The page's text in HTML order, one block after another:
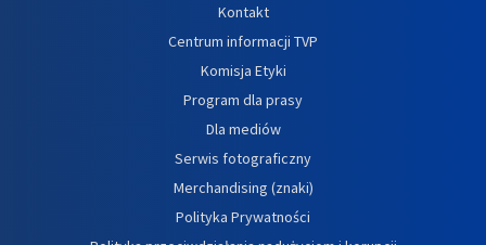
Kontakt
Centrum informacji TVP
Komisja Etyki
Program dla prasy
Dla mediów
Serwis fotograficzny
Merchandising (znaki)
Polityka Prywatności